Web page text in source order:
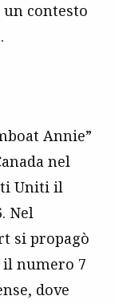
un contesto
Annie”
nel
Uniti il
Nel
si propagò
il numero 7
dove